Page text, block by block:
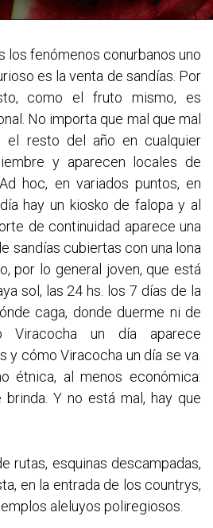
los fenómenos conurbanos uno
es la venta de sandías. Por
como el fruto mismo, es
No importa que mal que mal
el resto del año en cualquier
y aparecen locales de
hoc, en variados puntos, en
hay un kiosko de falopa y al
de continuidad aparece una
sandías cubiertas con una lona
por lo general joven, que está
sol, las 24 hs. los 7 días de la
caga, donde duerme ni de
Viracocha un día aparece
y cómo Viracocha un día se va.
étnica, al menos económica:
Y no está mal, hay que
rutas, esquinas descampadas,
en la entrada de los countrys,
aleluyos poliregiosos.